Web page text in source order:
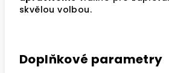
skvělou volbou.
Doplňkové parametry